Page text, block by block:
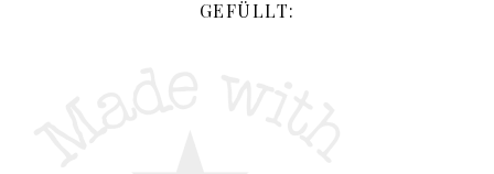
GEFÜLLT: